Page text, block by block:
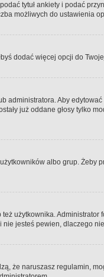
tytuł ankiety i podać
możliwych do ustawienia
dodać więcej opcji do
administratora. Aby
już oddane głosy tylko
albo grup.
użytkownika.
jesteś pewien, dlaczego
że naruszasz regulamin,